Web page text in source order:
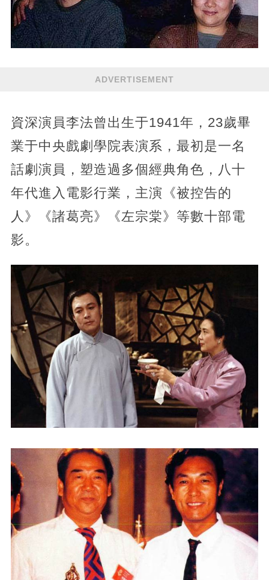
ADVERTISEMENT
資深演員李法曾出生于1941年，23歲畢
業于中央戲劇學院表演系，最初是一名
話劇演員，塑造過多個經典角色，八十
年代進入電影行業，主演《被控告的
人》《諸葛亮》《左宗棠》等數十部電
影。